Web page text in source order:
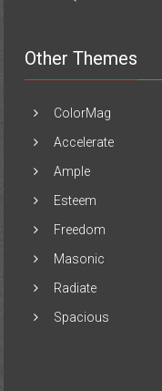
Other Themes
ColorMag
Accelerate
Ample
Esteem
Freedom
Masonic
Radiate
Spacious